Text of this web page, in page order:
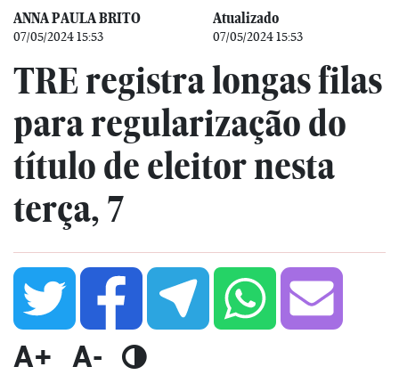
ANNA PAULA BRITO
07/05/2024 15:53
Atualizado
07/05/2024 15:53
TRE registra longas filas
para regularização do
título de eleitor nesta
terça, 7
A+ A-